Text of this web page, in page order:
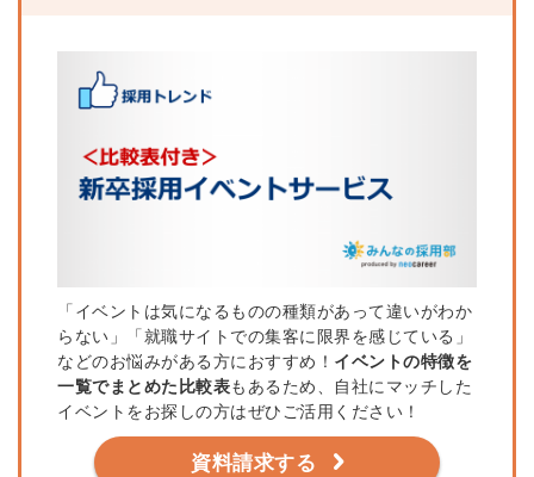
「イベントは気になるものの種類があって違いがわか
らない」「就職サイトでの集客に限界を感じている」
などのお悩みがある方におすすめ！ イベントの特徴を
一覧でまとめた比較表もあるため、自社にマッチした
イベントをお探しの方はぜひご活用ください！
資料請求する